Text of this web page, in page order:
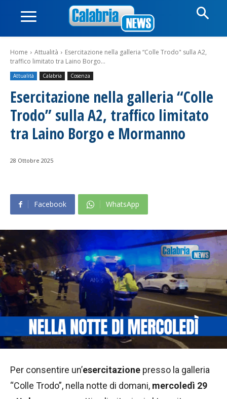
Home Attualità
Esercitazione nella galleria “Colle Trodo" sulla A2,
traffico limitato tra Laino Borgo...
Attualità Calabria Cosenza
Esercitazione nella galleria “Colle
Trodo” sulla A2, traffico limitato
tra Laino Borgo e Mormanno
28 Ottobre 2025
Facebook WhatsApp
Per consentire un’esercitazione presso la galleria
“Colle Trodo”, nella notte di domani, mercoledì 29